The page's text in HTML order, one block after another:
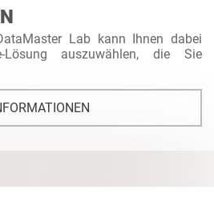
Lab kann Ihnen dabei
Lösung auszuwählen, die Sie